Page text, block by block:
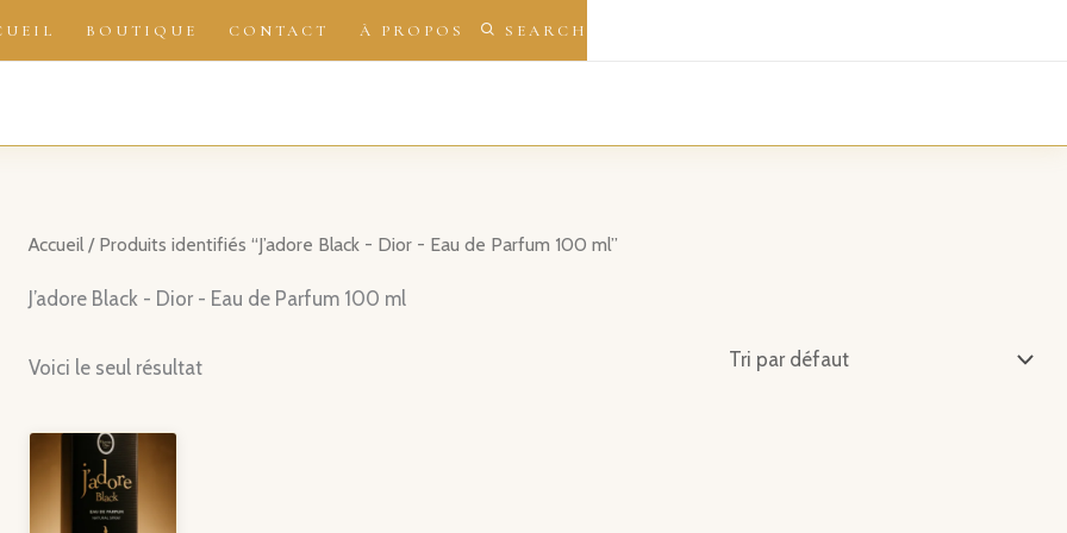
BOUTIQUE CONTACT À PROPOS SEARCH
Accueil/ Produits identifiés “J’adore Black - Dior - Eau de Parfum 100 ml”
J’adore Black - Dior - Eau de Parfum 100 ml
Voici le seul résultat